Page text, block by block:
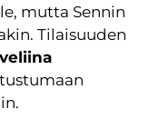
mutta Sennin
Tilaisuuden